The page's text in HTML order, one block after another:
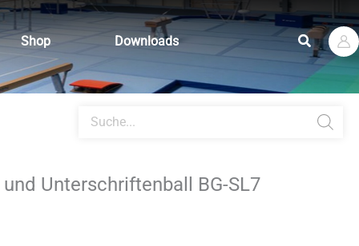
Shop Downloads Suchen
search
Unterschriftenball BG-SL7